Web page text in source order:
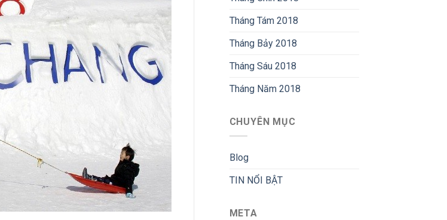
Tháng Tám 2018
Tháng Bảy 2018
Tháng Sáu 2018
Tháng Năm 2018
CHUYÊN MỤC
Blog
TIN NỔI BẬT
META